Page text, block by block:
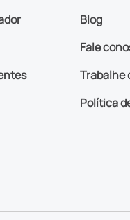
Blog
Fale
Trabalhe
Política